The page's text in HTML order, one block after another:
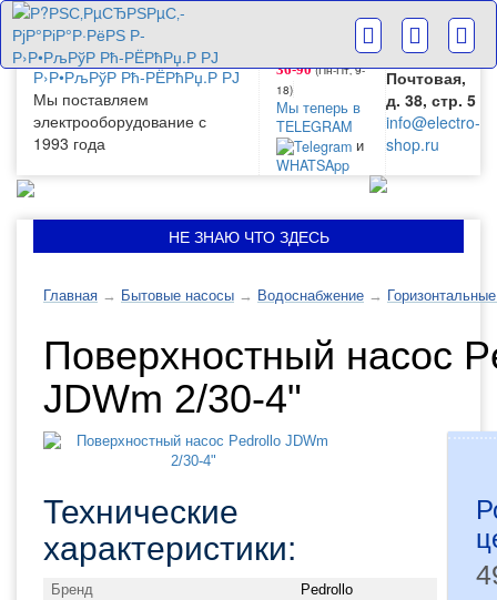
Мы поставляем
электрооборудование с
1993 года
36-90(Пн-Пт‚ 9-
18)
Мы теперь в
TELEGRAM
и
WHATSApp
Большая
Почтовая,
д. 38, стр. 5
info@electro-
shop.ru
НЕ ЗНАЮ ЧТО ЗДЕСЬ
Главная → Бытовые насосы → Водоснабжение →
Поверхностный насос
JDWm 2/30-4"
Технические
характеристики:
Бренд
Pedrollo